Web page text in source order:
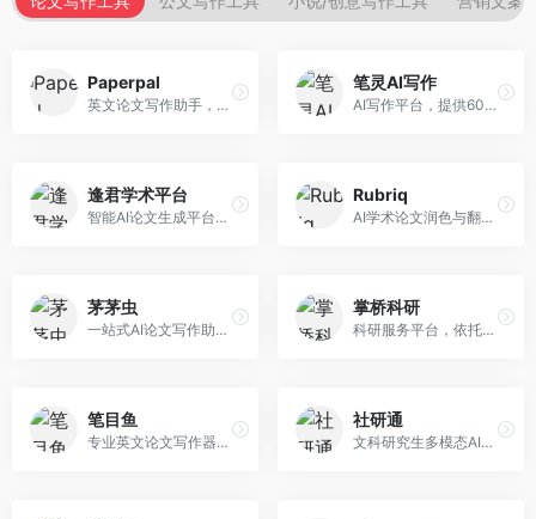
Paperpal
英文论文写作助手，专注于学术英语润色。面向需要发表国际期刊的研究者，提供语法检查、学术表达优化、格式规范等服务，英语表达地道专业。
笔灵AI写作
AI写作平台，提供600+写作模板。面向学生、职场人士和内容创作者，支持论文、公文、营销文案等多种文体，模板丰富，一键生成，写作效率大幅提升。
逢君学术平台
智能AI论文生成平台，支持查重检测。面向高校学生和研究人员，提供论文选题、内容生成、查重修改等一站式服务，学术写作流程完整。
Rubriq
AI学术论文润色与翻译平台。面向国际期刊投稿者，提供论文润色、翻译、格式调整等服务，支持多语言，学术表达专业规范。
茅茅虫
一站式AI论文写作助手，覆盖学术写作全场景。面向高校学生和科研人员，提供开题报告、文献综述、论文正文等写作服务，支持多学科多类型论文，操作简便。
掌桥科研
科研服务平台，依托3亿+真实文献数据库。面向学术研究者和学生，提供文献检索、论文写作、科研数据分析等服务，文献资源丰富，学术支持专业。
笔目鱼
专业英文论文写作器，支持学术论文全流程。面向留学生和国际期刊投稿者，提供英文论文撰写、润色、格式调整等服务，学术英语表达规范。
社研通
文科研究生多模态AI学术写作平台。面向文科研究生和社科研究者，提供文献综述、理论分析、定性研究辅助等服务，文科研究方法论支持完善。